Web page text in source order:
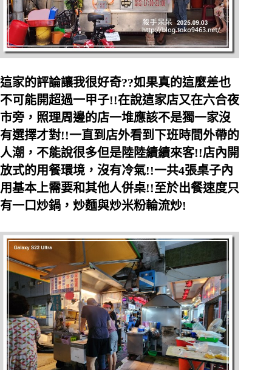
這家的評論讓我很好奇??如果真的這麼差也
不可能開超過一甲子!!在說這家店又在六合夜
市旁，照理周邊的店一堆應該不是獨一家沒
有選擇才對!!一直到店外看到下班時間外帶的
人潮，不能說很多但是陸陸續續來客!!店內開
放式的用餐環境，沒有冷氣!!一共4張桌子內
用基本上需要和其他人併桌!!至於出餐速度只
有一口炒鍋，炒麵與炒米粉輪流炒!